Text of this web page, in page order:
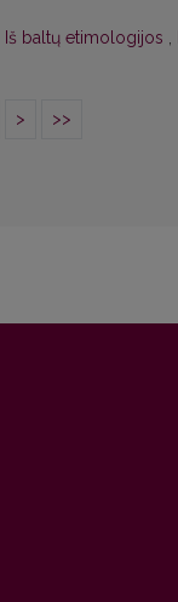
Iš baltų etimologijos ,
> >>